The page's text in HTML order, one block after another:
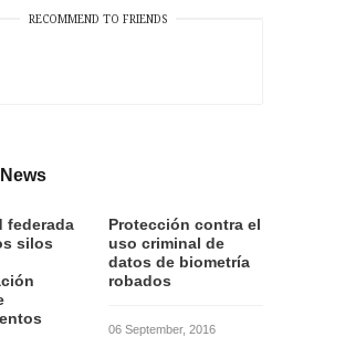
RECOMMEND TO FRIENDS
federada
silos
Protección contra el
uso criminal de
datos de biometría
robados
06 September, 2016